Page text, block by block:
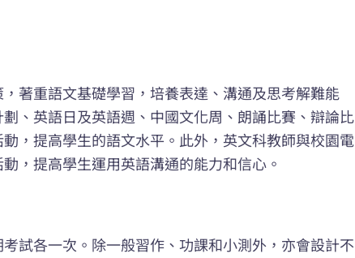
著重語文基礎學習，培養表達、溝通及思考解難能
、英語日及英語週、中國文化周、朗誦比賽、辯論比
，提高學生的語文水平。此外，英文科教師與校園電
，提高學生運用英語溝通的能力和信心。
試各一次。除一般習作、功課和小測外，亦會設計不